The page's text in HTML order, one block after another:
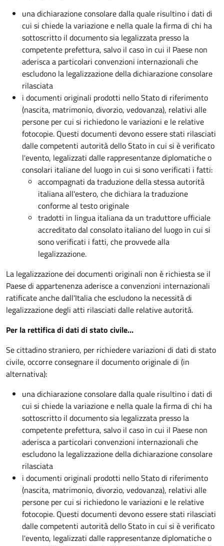
una dichiarazione consolare dalla quale risultino i dati di
cui si chiede la variazione e nella quale la firma di chi ha
sottoscritto il documento sia legalizzata presso la
competente prefettura, salvo il caso in cui il Paese non
aderisca a particolari convenzioni internazionali che
escludono la legalizzazione della dichiarazione consolare
rilasciata
i documenti originali prodotti nello Stato di riferimento
(nascita, matrimonio, divorzio, vedovanza), relativi alle
persone per cui si richiedono le variazioni e le relative
fotocopie. Questi documenti devono essere stati rilasciati
dalle competenti autorità dello Stato in cui si è verificato
l'evento, legalizzati dalle rappresentanze diplomatiche o
consolari italiane del luogo in cui si sono verificati i fatti:
accompagnati da traduzionedella stessa autorità
italiana all'estero, che dichiara la traduzione
conforme al testo originale
tradotti in lingua italiana da un traduttore ufficiale
accreditato dal consolato italiano del luogo in cui si
sono verificati i fatti, che provvede alla
legalizzazione.
La legalizzazione dei documenti originali non è richiesta se il
Paese di appartenenza aderisce a convenzioni internazionali
ratificate anche dall'Italia che escludono la necessità di
legalizzazione degli atti rilasciati dalle relative autorità.
Per la rettifica di dati di stato civile...
Se cittadino straniero, per richiedere variazioni di dati di stato
civile, occorre consegnare il documento originale di (in
alternativa):
una dichiarazione consolare dalla quale risultino i dati di
cui si chiede la variazione e nella quale la firma di chi ha
sottoscritto il documento sia legalizzata presso la
competente prefettura, salvo il caso in cui il Paese non
aderisca a particolari convenzioni internazionali che
escludono la legalizzazione della dichiarazione consolare
rilasciata
i documenti originali prodotti nello Stato di riferimento
(nascita, matrimonio, divorzio, vedovanza), relativi alle
persone per cui si richiedono le variazioni e le relative
fotocopie. Questi documenti devono essere stati rilasciati
dalle competenti autorità dello Stato in cui si è verificato
l'evento, legalizzati dalle rappresentanze diplomatiche o